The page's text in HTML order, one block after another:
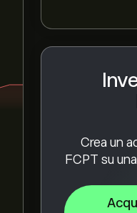
Crea un
FCPT su